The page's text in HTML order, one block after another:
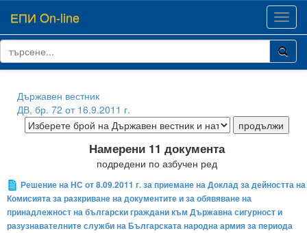
ЕПИ On-line
Държавен вестник
ДВ, бр. 72 от 16.9.2011 г.
Намерени 11 документа
подредени по азбучен ред
Решение на НС от 8.09.2011 г. за приемане на Доклад за дейността на
Комисията за разкриване на документите и за обявяване на
принадлежност на български граждани към Държавна сигурност и
разузнавателните служби на Българската народна армия за периода